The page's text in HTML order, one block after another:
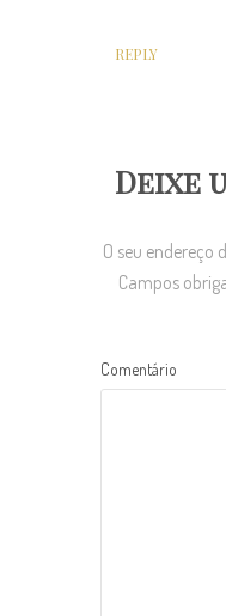
REPLY
Deixe
O seu endereço
Campos
Comentário